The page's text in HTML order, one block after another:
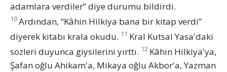
adamlara verdiler” diye durumu bildirdi.
10Ardından, “Kâhin Hilkiya bana bir kitap verdi”
diyerek kitabı krala okudu. 11 Kral Kutsal Yasa'daki
sözleri duyunca giysilerini yırttı. 12 Kâhin Hilkiya'ya,
Şafan oğlu Ahikam'a, Mikaya oğlu Akbor'a, Yazman